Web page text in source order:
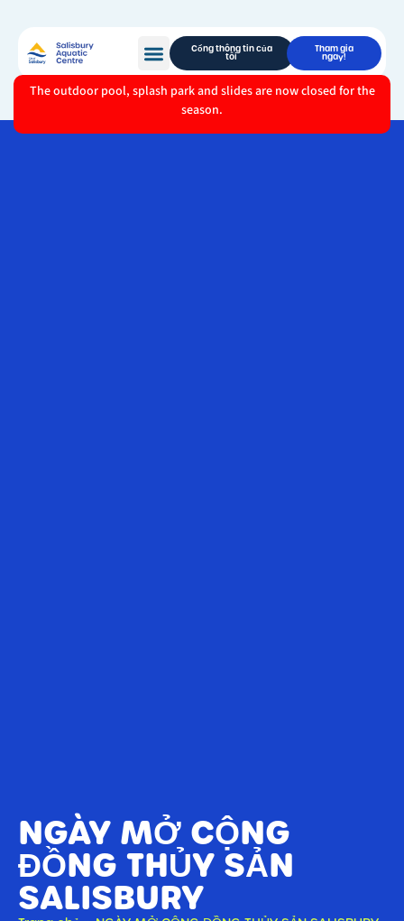
Cổng thông tin của
tôi
Tham gia
ngay!
The outdoor pool, splash park and slides are now closed for the
season.
NGÀY MỞ CỘNG
ĐỒNG THỦY SẢN
SALISBURY